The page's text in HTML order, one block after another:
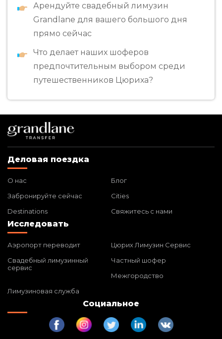
Арендуйте свадебный лимузин
Grandlane для вашего большого дня
прямо сейчас
Что делает наших шоферов
предпочтительным выбором среди
путешественников Цюриха?
Деловая поездка
О нас
Блог
Забронируйте сейчас
Cities
Destinations
Свяжитесь с нами
Исследовать
Аэропорт переводит
Цюрих Лимузин Сервис
Свадебный лимузинный
сервис
Частный шофер
Межгородство
Лимузиновая служба
Социальное